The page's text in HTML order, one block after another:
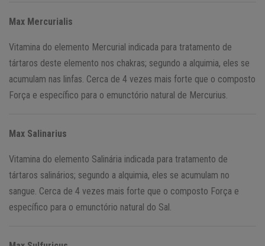
Max Mercurialis
Vitamina do elemento Mercurial indicada para tratamento de
tártaros deste elemento nos chakras; segundo a alquimia, eles se
acumulam nas linfas. Cerca de 4 vezes mais forte que o composto
Força e específico para o emunctório natural de Mercurius.
Max Salinarius
Vitamina do elemento Salinária indicada para tratamento de
tártaros salinários; segundo a alquimia, eles se acumulam no
sangue. Cerca de 4 vezes mais forte que o composto Força e
específico para o emunctório natural do Sal.